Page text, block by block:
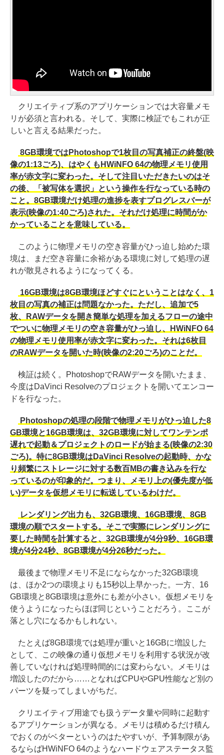
クリエイティブ系のアプリケーションでは大容量メモ
リが必須と言われる。そして、実際に検証でもこれが正
しいと言える結果だった。
8GB環境ではPhotoshopで1枚目の写真補正の終盤(映
像の1:13ごろ)、はやくもHWiNFO 64の物理メモリ使用
率が赤文字に変わった。そして注目いただきたいのはそ
の後、「被写体を選択」という操作を行なっている時の
こと。8GB環境だけ処理の進捗を表すプログレスバーが
表示(映像の1:40ごろ)された。それだけ処理に時間がか
かっていることを意味している。
このように物理メモリの空き容量がひっ迫し始めた環
境は、まだ空き容量に余裕がある環境に対して処理の遅
れが散見されるようになってくる。
16GB環境は8GB環境ほどすぐにということはなく、1
枚目の写真の補正は問題なかった。ただし、追加で5
枚、RAWデータを開き簡単な処理を加えるフローの途中
でついに物理メモリの空き容量がひっ迫し、HWiNFO 64
の物理メモリ使用率が赤文字に変わった。それは6枚目
のRAWデータを開いた時(映像の2:20ごろ)のことだ。
検証は続く。PhotoshopでRAWデータを開いたまま、
今度はDaVinci Resolveのプロジェクトを開いてエンコー
ドを行なった。
Photoshopの処理の段階で物理メモリがひっ迫した8
GB環境と16GB環境は、32GB環境に対してワンテンポ
遅れで起動＆プロジェクトのロードが始まる(映像の2:30
ごろ)。特に8GB環境はDaVinci Resolveの起動時、かな
り頻繁にストレージに対する数百MBの書き込みを行な
っているのが印象的だ。つまり、メモリ上の(優先度が低
い)データを仮想メモリに転送しているわけだ。
レンダリング出力も、32GB環境、16GB環境、8GB
環境の順でスタートする。そこで実際にレンダリングに
要した時間を計算すると、32GB環境が4分9秒、16GB環
境が4分24秒、8GB環境が4分26秒だった。
最後まで物理メモリ不足にならなかった32GB環境
は、ほか2つの環境よりも15秒以上早かった。一方、16
GB環境と8GB環境は意外にも差が小さい。仮想メモリを
使うようになったらほぼ同じということだろう。ここが
落とし穴になるかもしれない。
たとえば8GB環境では処理が重いと16GBに増設した
として、この映像の通り仮想メモリを利用する状況が改
善していなければ処理時間的には変わらない。メモリは
増設したのだから……となればCPUやGPU性能など別の
パーツを疑ってしまいがちだ。
クリエイティブ用途でも扱うデータ量や同時に起動す
るアプリケーションが異なる。メモリは積めるだけ積ん
でおくのがベターというのはたやすいが、予算制限があ
るならばHWiNFO 64のようなハードウェアステータス監